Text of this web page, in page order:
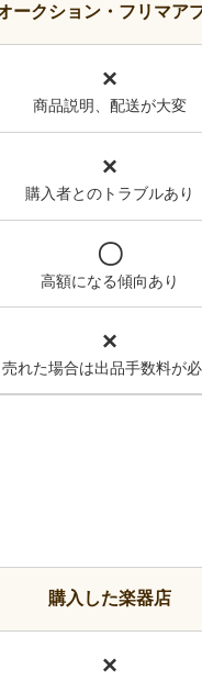
ークション・フリマア
×
商品説明、配送が大変
×
購入者とのトラブルあり
〇
高額になる傾向あり
×
売れた場合は出品手数料が
購入した楽器店
×